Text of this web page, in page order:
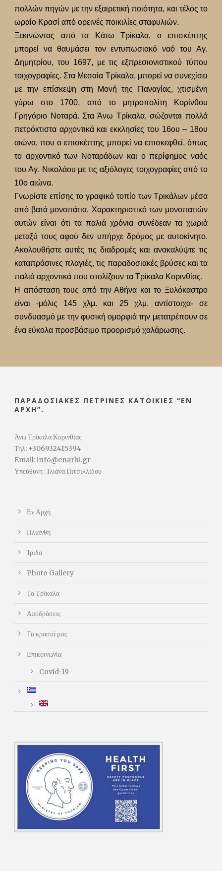
πολλών πηγών με την εξαιρετική ποιότητα, και τέλος το
ωραίο Κρασί από ορεινές ποικιλίες σταφυλιών.
Ξεκινώντας από τα Κάτω Τρίκαλα, ο επισκέπτης
μπορεί να θαυμάσει τον εντυπωσιακό ναό του Αγ.
Δημητρίου, του 1697, με τις εξπρεσιονιστικού τύπου
τοιχογραφίες. Στα Μεσαία Τρίκαλα, μπορεί να συνεχίσει
με την επίσκεψη στη Μονή της Παναγίας, χτισμένη
γύρω στο 1700, από το μητροπολίτη Κορίνθου
Γρηγόριο Νοταρά. Στα Άνω Τρίκαλα, σώζονται πολλά
πετρόκτιστα αρχοντικά και εκκλησίες του 16ου – 18ου
αιώνα, που ο επισκέπτης μπορεί να επισκεφθεί, όπως
το αρχοντικό των Νοταράδων και ο περίφημος ναός
του Αγ. Νικολάου με τις αξιόλογες τοιχογραφίες από το
10ο αιώνα.
Γνωρίστε επίσης το γραφικό τοπίο των Τρικάλων μέσα
από βατά μονοπάτια. Χαρακτηριστικό των μονοπατιών
αυτών είναι ότι τα παλιά χρόνια συνέδεαν τα χωριά
μεταξύ τους αφού δεν υπήρχε δρόμος με αυτοκίνητο.
Ακολουθήστε αυτές τις διαδρομές και ανακαλύψτε τις
καταπράσινες πλαγιές, τις παραδοσιακές βρύσες και τα
παλιά αρχοντικά που στολίζουν τα Τρίκαλα Κορινθίας.
Η απόσταση τους από την Αθήνα και το Ξυλόκαστρο
είναι -μόλις 145 χλμ. και 25 χλμ. αντίστοιχα- σε
συνδυασμό με την φυσική ομορφιά την μετατρέπουν σε
ένα εύκολα προσβάσιμο προορισμό χαλάρωσης.
ΠΑΡΑΔΟΣΙΑΚΈΣ ΠΈΤΡΙΝΕΣ ΚΑΤΟΙΚΊΕΣ “ΕΝ
ΑΡΧΉ”.
Άνω Τρίκαλα Κορινθίας
Τηλ: +306932415394
Email: info@enarhi.gr
Υπεύθυνη : Ιλιάνα Πιτσιλλίδου
Εν Αρχή
Ηλιάνθη
Ίριδα
Photo Gallery
Τα Τρίκαλα
Αποδράσεις
Τα κρασιά μας
Επικοινωνία
Covid-19